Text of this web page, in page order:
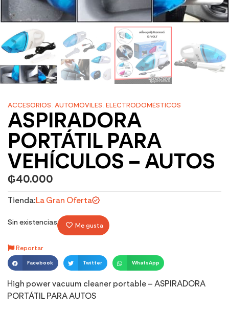
ACCESORIOS AUTOMÓVILES ELECTRODOMÉSTICOS
ASPIRADORA
PORTÁTIL PARA
VEHÍCULOS – AUTOS
₲40.000
Tienda:La Gran Oferta
Sin existencias Me gusta
Reportar
Facebook Twitter WhatsApp
High power vacuum cleaner portable – ASPIRADORA
PORTÁTIL PARA AUTOS